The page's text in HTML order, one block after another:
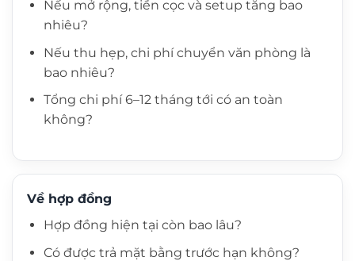
Nếu mở rộng, tiền cọc và setup tăng bao
nhiêu?
Nếu thu hẹp, chi phí chuyển văn phòng là
bao nhiêu?
Tổng chi phí 6–12 tháng tới có an toàn
không?
Về hợp đồng
Hợp đồng hiện tại còn bao lâu?
Có được trả mặt bằng trước hạn không?